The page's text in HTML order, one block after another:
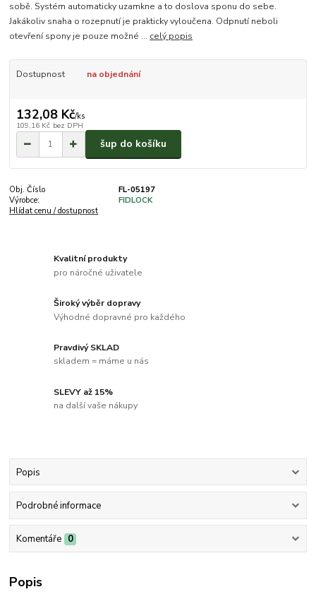
sobě. Systém automaticky uzamkne a to doslova sponu do sebe.
Jakákoliv snaha o rozepnutí je prakticky vyloučena. Odpnutí neboli
otevření spony je pouze možné ... celý popis
Dostupnost na objednání
132,08 Kč/ks
109,16 Kč bez DPH
šup do košíku
Obj. Číslo
FL-05197
Výrobce:
FIDLOCK
Hlídat cenu / dostupnost
Kvalitní produkty
pro náročné uživatele
Široký výběr dopravy
Výhodné dopravné pro každého
Pravdivý SKLAD
skladem = máme u nás
SLEVY až 15%
na další vaše nákupy
Popis
Podrobné informace
Komentáře 0
Popis